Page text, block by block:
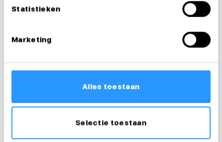
Statistieken
Marketing
Alles toestaan
Selectie toestaan
Desiree
desiree@medewerkersindezorg.nl